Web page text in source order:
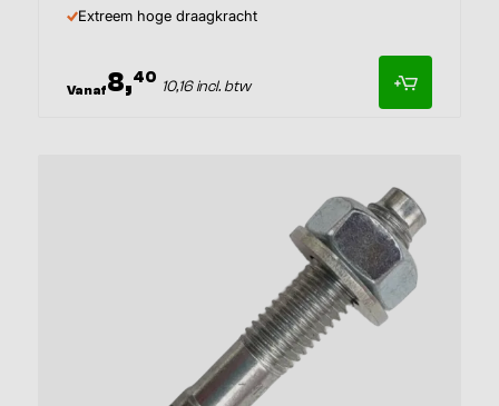
Extreem hoge draagkracht
Vanaf8,40 10,16 incl. btw